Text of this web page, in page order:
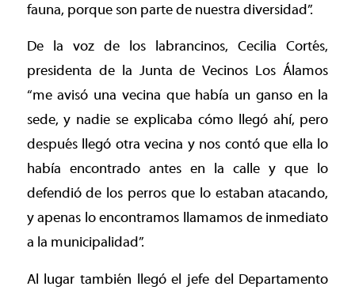
fauna, porque son parte de nuestra diversidad”.
De la voz de los labrancinos, Cecilia Cortés,
presidenta de la Junta de Vecinos Los Álamos
“me avisó una vecina que había un ganso en la
sede, y nadie se explicaba cómo llegó ahí, pero
después llegó otra vecina y nos contó que ella lo
había encontrado antes en la calle y que lo
defendió de los perros que lo estaban atacando,
y apenas lo encontramos llamamos de inmediato
a la municipalidad”.
Al lugar también llegó el jefe del Departamento